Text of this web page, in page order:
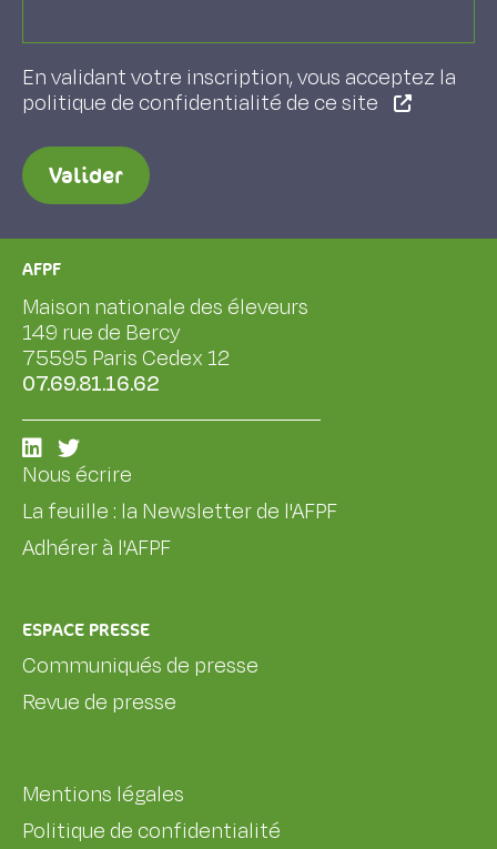
En validant votre inscription, vous acceptez la
politique de confidentialité de ce site
Valider
AFPF
Maison nationale des éleveurs
149 rue de Bercy
75595 Paris Cedex 12
07.69.81.16.62
Nous écrire
La feuille : la Newsletter de l'AFPF
Adhérer à l'AFPF
ESPACE PRESSE
Communiqués de presse
Revue de presse
Mentions légales
Politique de confidentialité